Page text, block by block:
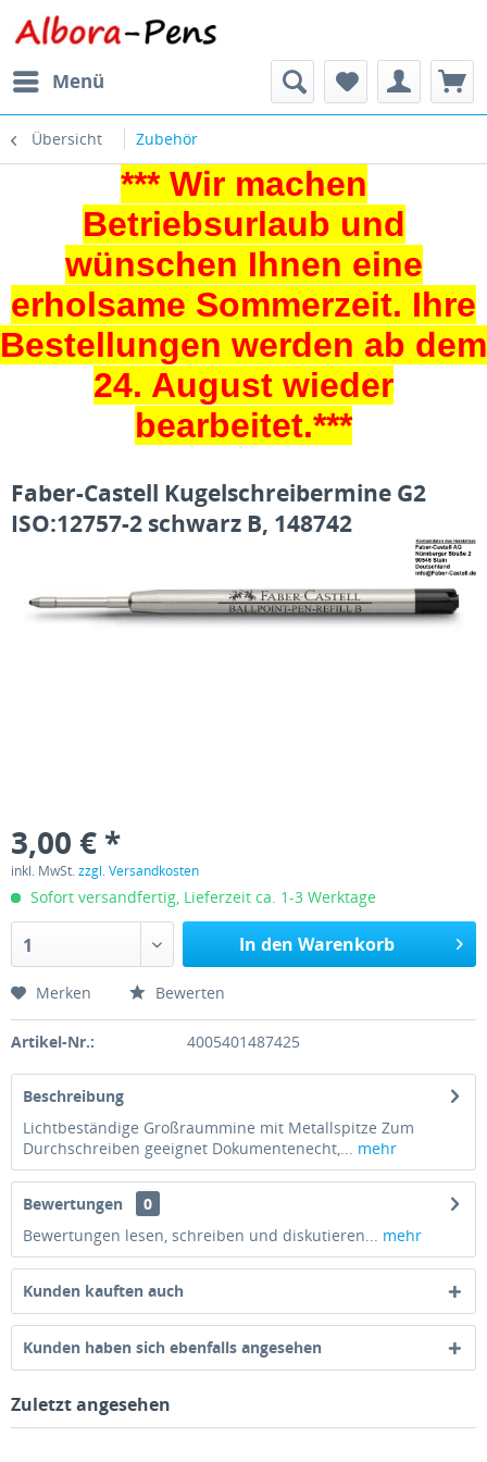
Menü
Übersicht Zubehör
*** Wir machen
Betriebsurlaub und
wünschen Ihnen eine
erholsame Sommerzeit. Ihre
Bestellungen werden ab dem
24. August wieder
bearbeitet.***
Faber-Castell Kugelschreibermine G2
ISO:12757-2 schwarz B, 148742
3,00 € *
inkl. MwSt.zzgl. Versandkosten
Sofort versandfertig, Lieferzeit ca. 1-3 Werktage
1 In den Warenkorb
Merken Bewerten
Artikel-Nr.: 4005401487425
Beschreibung
Lichtbeständige Großraummine mit Metallspitze Zum
Durchschreiben geeignet Dokumentenecht,... mehr
Bewertungen
0
Bewertungen lesen, schreiben und diskutieren... mehr
Kunden kauften auch
Kunden haben sich ebenfalls angesehen
Zuletzt angesehen